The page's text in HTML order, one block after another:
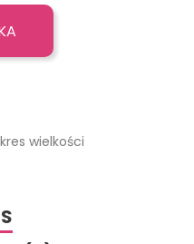
wielkości